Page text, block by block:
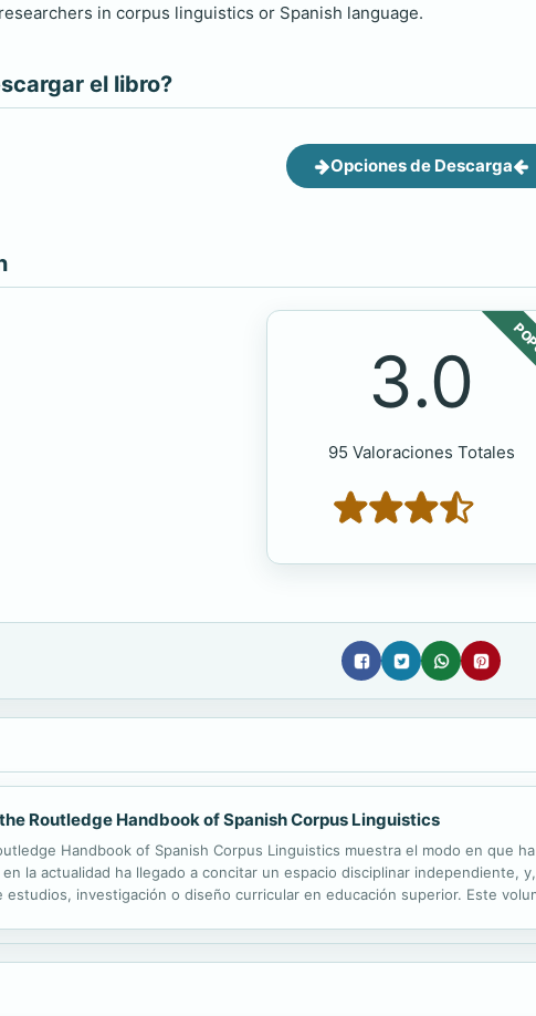
in corpus linguistics or Spanish language.
el libro?
Opciones de Descarga
3.0
95 Valoraciones Totales
Routledge Handbook of Spanish Corpus Linguistics
Handbook of Spanish Corpus Linguistics muestra el modo en que
la actualidad ha llegado a concitar un espacio disciplinar independiente,
investigación o diseño curricular en educación superior. Este